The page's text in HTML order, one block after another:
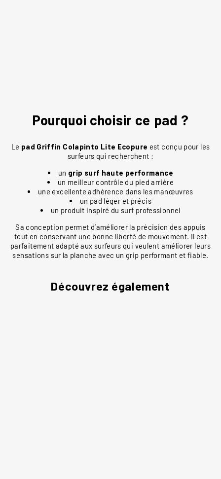
Pourquoi choisir ce pad ?
Le pad Griffin Colapinto Lite Ecopure est conçu pour les
surfeurs qui recherchent :
un grip surf haute performance
un meilleur contrôle du pied arrière
une excellente adhérence dans les manœuvres
un pad léger et précis
un produit inspiré du surf professionnel
Sa conception permet d’améliorer la précision des appuis
tout en conservant une bonne liberté de mouvement. Il est
parfaitement adapté aux surfeurs qui veulent améliorer leurs
sensations sur la planche avec un grip performant et fiable.
Découvrez également